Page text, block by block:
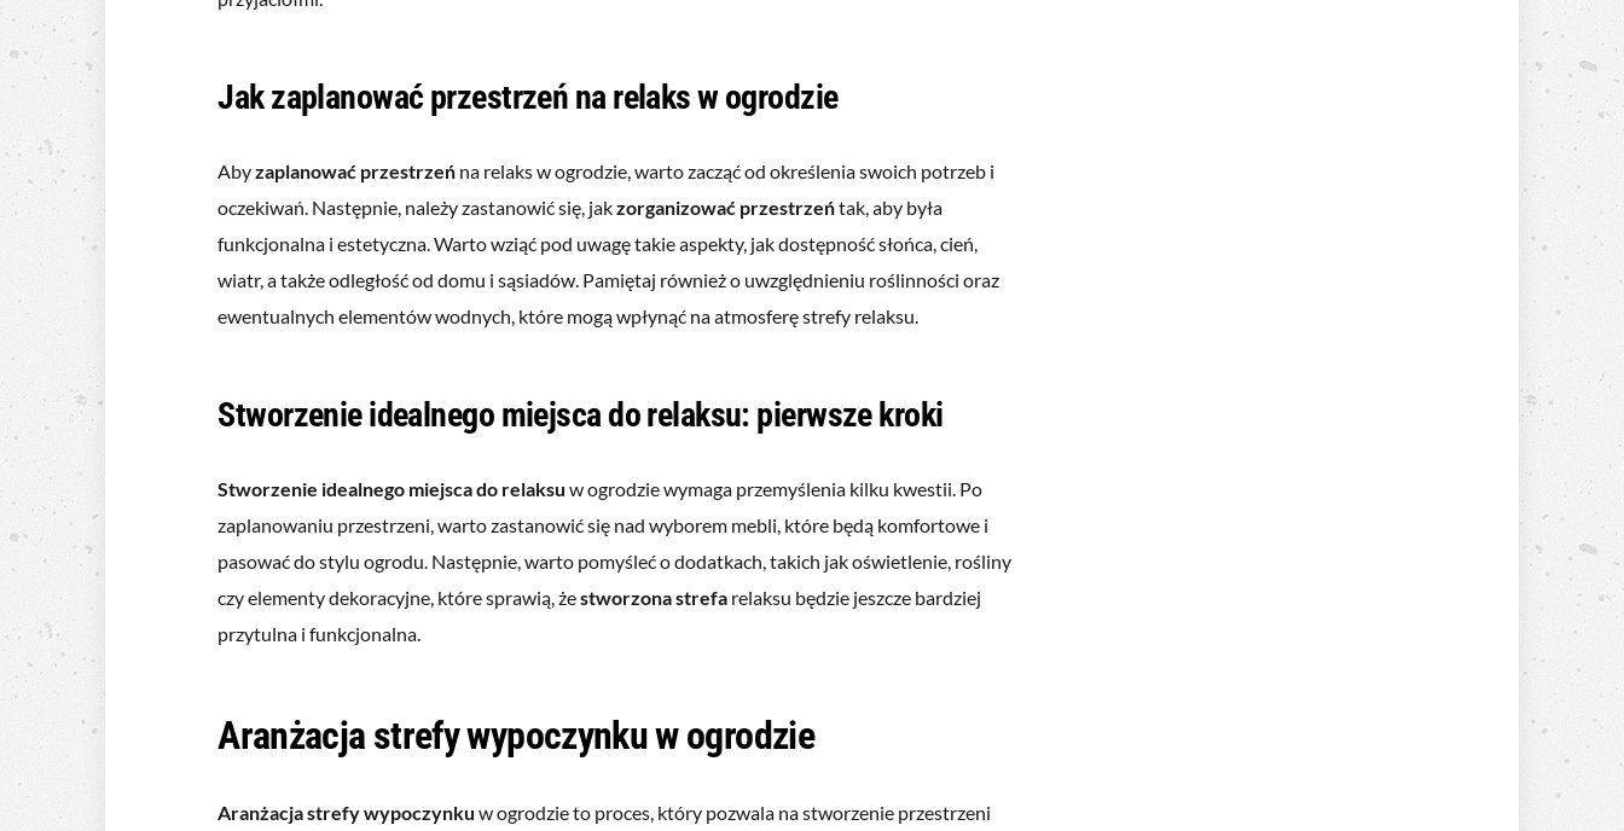
Jak zaplanować przestrzeń na relaks w ogrodzie
Abyzaplanować przestrzeń na relaks w ogrodzie, warto zacząć od określenia swoich potrzeb i
oczekiwań. Następnie, należy zastanowić się, jakzorganizować przestrzeńtak, aby była
funkcjonalna i estetyczna. Warto wziąć pod uwagę takie aspekty, jak dostępność słońca, cień,
wiatr, a także odległość od domu i sąsiadów. Pamiętaj również o uwzględnieniu roślinności oraz
ewentualnych elementów wodnych, które mogą wpłynąć na atmosferę strefy relaksu.
Stworzenie idealnego miejsca do relaksu: pierwsze kroki
Stworzenie idealnego miejsca do relaksu w ogrodzie wymaga przemyślenia kilku kwestii. Po
zaplanowaniu przestrzeni, warto zastanowić się nad wyborem mebli, które będą komfortowe i
pasować do stylu ogrodu. Następnie, warto pomyśleć o dodatkach, takich jak oświetlenie, rośliny
czy elementy dekoracyjne, które sprawią, żestworzona strefa relaksu będzie jeszcze bardziej
przytulna i funkcjonalna.
Aranżacja strefy wypoczynku w ogrodzie
Aranżacja strefy wypoczynku w ogrodzie to proces, który pozwala na stworzenie przestrzeni